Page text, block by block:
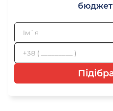
бюджет